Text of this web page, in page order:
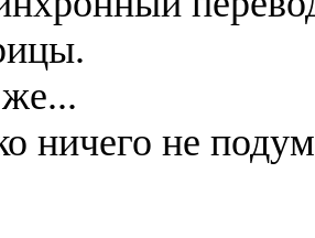
ничего не